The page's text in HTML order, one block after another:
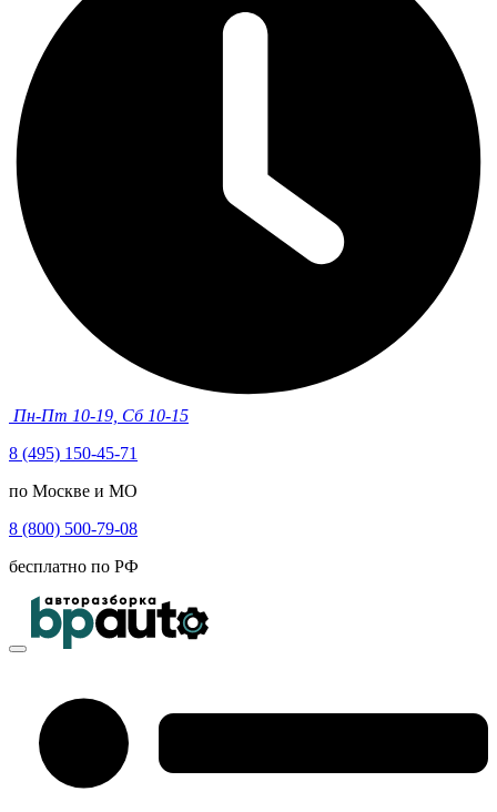
Пн-Пт 10-19, Сб 10-15
8 (495) 150-45-71
по Москве и МО
8 (800) 500-79-08
бесплатно по РФ